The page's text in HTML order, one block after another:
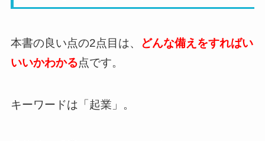
本書の良い点の2点目は、
どんな備えをすればい
いいかわかる点です。
キーワードは「起業」。